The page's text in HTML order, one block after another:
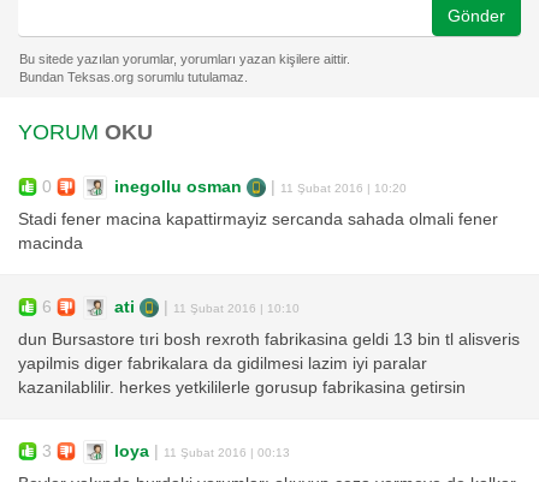
Gönder
YORUM OKU
0 inegollu osman 11 Şubat 2016 | 10:20
Stadi fener macina kapattirmayiz sercanda sahada olmali fener
macinda
6 ati 11 Şubat 2016 | 10:10
dun Bursastore tıri bosh rexroth fabrikasina geldi 13 bin tl alisveris
yapilmis diger fabrikalara da gidilmesi lazim iyi paralar
kazanilablilir. herkes yetkililerle gorusup fabrikasina getirsin
3 loya 11 Şubat 2016 | 00:13